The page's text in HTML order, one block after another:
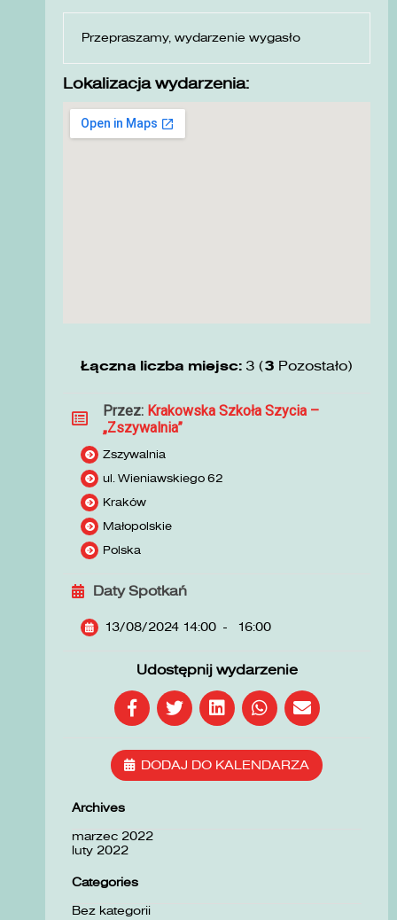
Przepraszamy, wydarzenie wygasło
Lokalizacja wydarzenia:
Łączna liczba miejsc: 3 (3 Pozostało)
Przez: Krakowska Szkoła Szycia –
„Zszywalnia”
Zszywalnia
ul. Wieniawskiego 62
Kraków
Małopolskie
Polska
Daty Spotkań
13/08/2024 14:00 - 16:00
Udostępnij wydarzenie
DODAJ DO KALENDARZA
Archives
marzec 2022
luty 2022
Categories
Bez kategorii